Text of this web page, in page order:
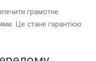
грамотне
Це стане гарантією